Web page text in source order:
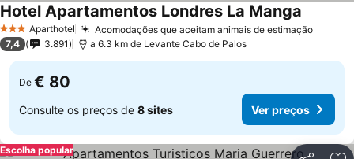
3 EstrelasAparthotel Acomodações que aceitam animais de estimaçãoVer
Hotel Apartamentos Londres La Manga
7,4 3.891 a 6.3 km de Levante Cabo de Palos
De € 80
Consulte os preços de 8 sites Ver preços
Escolha popular